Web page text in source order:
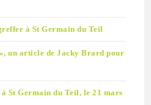
à St Germain du Teil
un article de Jacky Brard pour
St Germain du Teil, le 21 mars